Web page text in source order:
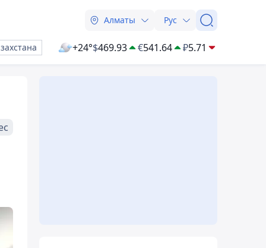
Алматы Рус
+24°$469.93 €541.64 ₽5.71